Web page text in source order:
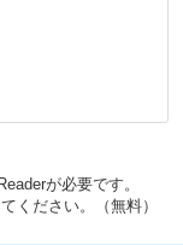
が必要です。
ください。（無料）